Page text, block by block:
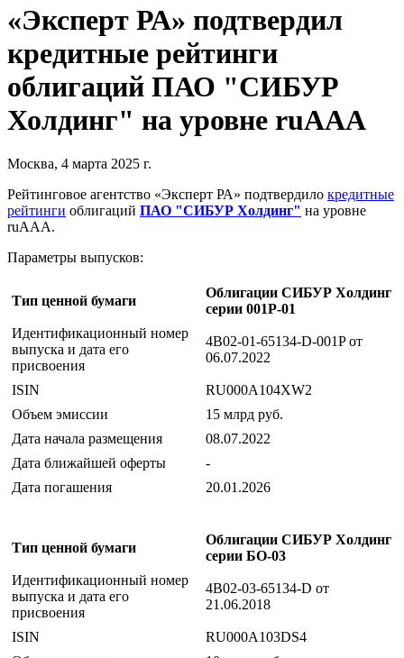
«Эксперт РА» подтвердил
кредитные рейтинги
облигаций ПАО "СИБУР
Холдинг" на уровне ruAAA
Москва, 4 марта 2025 г.
Рейтинговое агентство «Эксперт РА» подтвердило кредитные
рейтинги облигаций ПАО "СИБУР Холдинг" на уровне
ruAAA.
Параметры выпусков:
Тип ценной бумаги
Облигации СИБУР Холдинг
серии 001Р-01
Идентификационный номер
выпуска и дата его
присвоения
4B02-01-65134-D-001P от
06.07.2022
ISIN
RU000A104XW2
Объем эмиссии
15 млрд руб.
Дата начала размещения
08.07.2022
Дата ближайшей оферты
-
Дата погашения
20.01.2026
Тип ценной бумаги
Облигации СИБУР Холдинг
серии БО-03
Идентификационный номер
выпуска и дата его
присвоения
4B02-03-65134-D от
21.06.2018
ISIN
RU000A103DS4